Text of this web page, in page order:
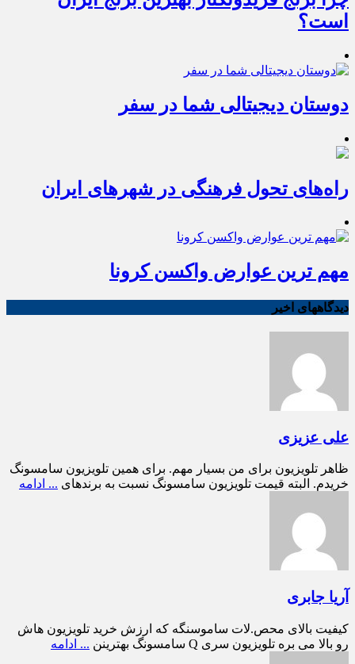
است؟
دوستان دیجیتالی شما در سفر
راه‌های تحول فرهنگی در شهرهای ایران
مهم ترین عوارض واکسن کرونا
دیدگاههای اخیر
علی عزیزی
ظاهر تلویزیون برای من بسیار مهم. برای همین تلویزیون سامسونگ
خریدم. البته قیمت تلویزیون سامسونگ نسبت به برندهای ... ادامه
آریا جابری
کیفیت بالای محص.لات ساموسنگه که ارزش خرید تلویزیون هاش
رو بالا می بره تلویزیون سری Q سامسونگ بهترینن
... ادامه